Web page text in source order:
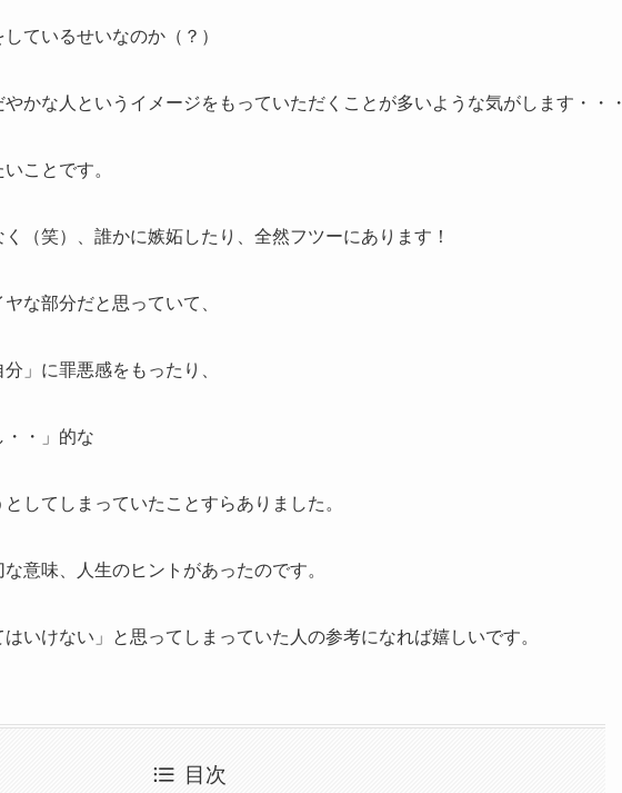
ているせいなのか（？）
かな人というイメージをもっていただくことが多いような気がします・・・
ことです。
（笑）、誰かに嫉妬したり、全然フツーにあります！
な部分だと思っていて、
」に罪悪感をもったり、
・・」的な
してしまっていたことすらありました。
意味、人生のヒントがあったのです。
いけない」と思ってしまっていた人の参考になれば嬉しいです。
目次